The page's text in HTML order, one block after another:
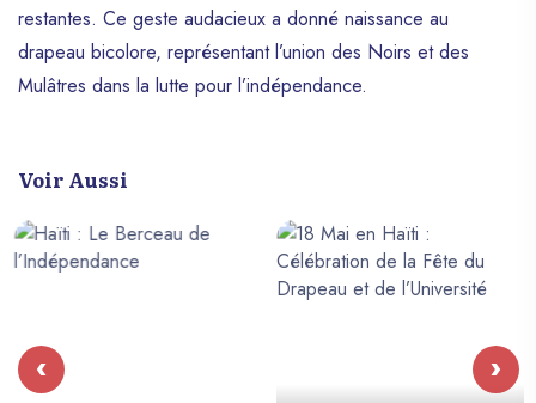
restantes. Ce geste audacieux a donné naissance au
drapeau bicolore, représentant l’union des Noirs et des
Mulâtres dans la lutte pour l’indépendance.
Voir Aussi
‹ ›